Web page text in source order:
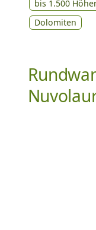
bis 1.500
Dolomiten